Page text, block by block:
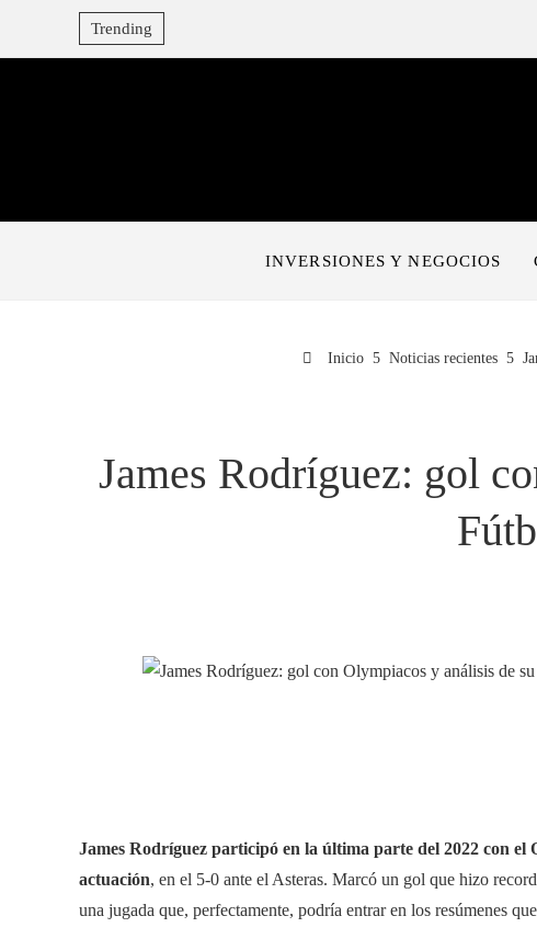
Trending
INVERSIONES Y NEGOCIOS
Inicio Noticias recientes
James Rodríguez: gol
James Rodríguez participó en la última parte del 2022 con el
actuación, en el 5-0 ante el Asteras. Marcó un gol que hizo
una jugada que, perfectamente, podría entrar en los resúmenes